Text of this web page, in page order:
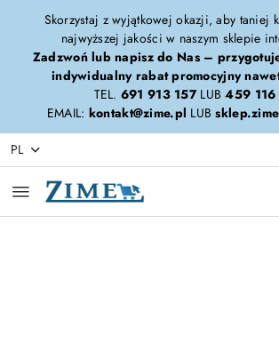
Przejdź do treści głównej
Przejdź do wyszukiwarki
Przejdź do moje konto
Przejdź do menu głównego
Przejdź do opisu produktu
Przejdź do stopki
Skorzystaj z wyjątkowej okazji, aby taniej
najwyższej jakości w naszym sklepie
Zadzwoń lub napisz do Nas –
indywidualny rabat promocyjny
TEL. 691 913 157LUB459
EMAIL: kontakt@zime.pl LUB
PL